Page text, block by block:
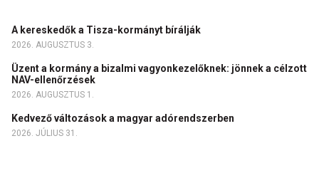
A kereskedők a Tisza-kormányt bírálják
2026. AUGUSZTUS 3.
Üzent a kormány a bizalmi vagyonkezelőknek: jönnek a célzott
NAV-ellenőrzések
2026. AUGUSZTUS 1.
Kedvező változások a magyar adórendszerben
2026. JÚLIUS 31.